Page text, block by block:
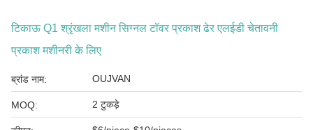
टिकाऊ Q1 श्रृंखला मशीन सिग्नल टॉवर प्रकाश ढेर एलईडी चेतावनी
प्रकाश मशीनरी के लिए
ब्रांड नाम: OUJVAN
MOQ: 2 टुकड़े